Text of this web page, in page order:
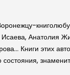
Анатолия
Книги этих